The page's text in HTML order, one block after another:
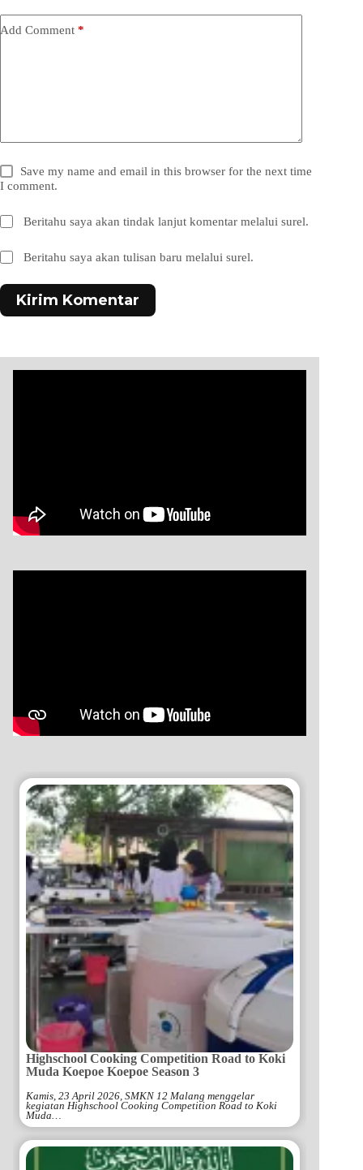
Add Comment *
Save my name and email in this browser for the next time
I comment.
Beritahu saya akan tindak lanjut komentar melalui surel.
Beritahu saya akan tulisan baru melalui surel.
Kirim Komentar
Highschool Cooking Competition Road to Koki
Muda Koepoe Koepoe Season 3
Kamis, 23 April 2026, SMKN 12 Malang menggelar
kegiatan Highschool Cooking Competition Road to Koki
Muda…